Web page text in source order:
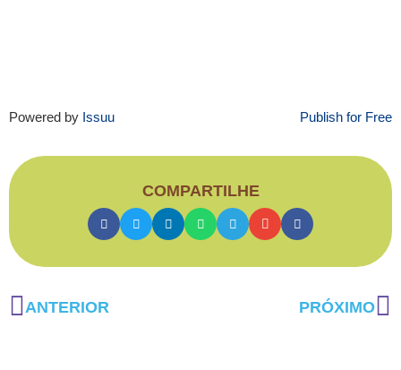
Powered by Issuu Publish for Free
COMPARTILHE
ANTERIOR PRÓXIMO